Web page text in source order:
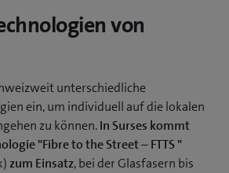
von
unterschiedliche
ein, um individuell auf die lokalen
zu können.In Surses kommt
"Fibre to the Street – FTTS "
zum Einsatz, bei der Glasfasern bis